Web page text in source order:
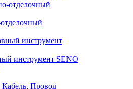
инструмент SENO